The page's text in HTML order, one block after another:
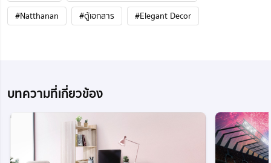
#Natthanan
#ตู้เอกสาร #Elegant Decor
บทความที่เกี่ยวข้อง